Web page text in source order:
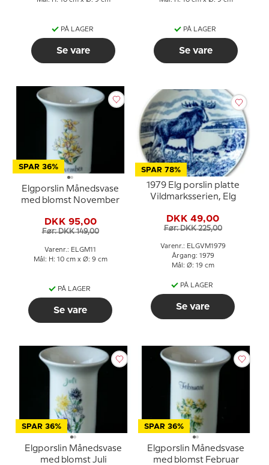
PÅ LAGER
Se vare
PÅ LAGER
Se vare
SPAR 36%
Elgporslin Månedsvase
med blomst November
DKK 95,00
Før: DKK 149,00
Varenr.: ELGM11
Mål: H: 10 cm x Ø: 9 cm
PÅ LAGER
Se vare
SPAR 78%
1979 Elg porslin platte
Vildmarksserien, Elg
DKK 49,00
Før: DKK 225,00
Varenr.: ELGVM1979
Årgang: 1979
Mål: Ø: 19 cm
PÅ LAGER
Se vare
SPAR 36%
Elgporslin Månedsvase
med blomst Juli
SPAR 36%
Elgporslin Månedsvase
med blomst Februar